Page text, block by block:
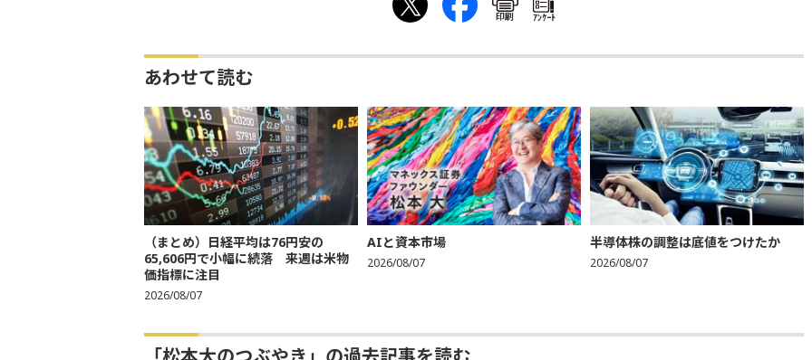
印刷 ｱﾝｹｰﾄ
あわせて読む
（まとめ）日経平均は76円安の
65,606円で小幅に続落 来週は米物
価指標に注目
2026/08/07
AIと資本市場
2026/08/07
半導体株の調整は底値をつけたか
2026/08/07